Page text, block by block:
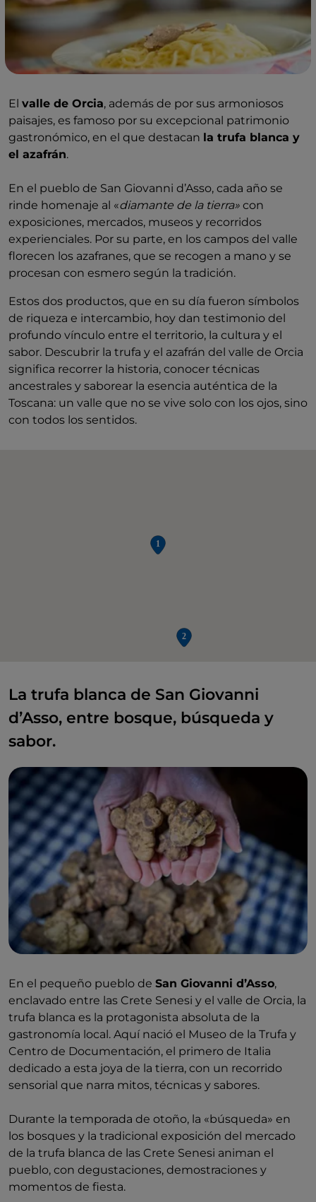
El valle de Orcia, además de por sus armoniosos
paisajes, es famoso por su excepcional patrimonio
gastronómico, en el que destacan la trufa blanca y
el azafrán.
En el pueblo de San Giovanni d’Asso, cada año se
rinde homenaje al «diamante de la tierra» con
exposiciones, mercados, museos y recorridos
experienciales. Por su parte, en los campos del valle
florecen los azafranes, que se recogen a mano y se
procesan con esmero según la tradición.
Estos dos productos, que en su día fueron símbolos
de riqueza e intercambio, hoy dan testimonio del
profundo vínculo entre el territorio, la cultura y el
sabor. Descubrir la trufa y el azafrán del valle de Orcia
significa recorrer la historia, conocer técnicas
ancestrales y saborear la esencia auténtica de la
Toscana: un valle que no se vive solo con los ojos, sino
con todos los sentidos.
La trufa blanca de San Giovanni
d’Asso, entre bosque, búsqueda y
sabor.
En el pequeño pueblo de San Giovanni d’Asso,
enclavado entre las Crete Senesi y el valle de Orcia, la
trufa blanca es la protagonista absoluta de la
gastronomía local. Aquí nació el Museo de la Trufa y
Centro de Documentación, el primero de Italia
dedicado a esta joya de la tierra, con un recorrido
sensorial que narra mitos, técnicas y sabores.
Durante la temporada de otoño, la «búsqueda» en
los bosques y la tradicional exposición del mercado
de la trufa blanca de las Crete Senesi animan el
pueblo, con degustaciones, demostraciones y
momentos de fiesta.